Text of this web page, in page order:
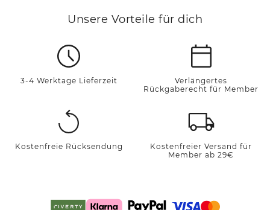
Unsere Vorteile für dich
3-4 Werktage Lieferzeit
Verlängertes
Rückgaberecht für Member
Kostenfreie Rücksendung
Kostenfreier Versand für
Member ab 29€